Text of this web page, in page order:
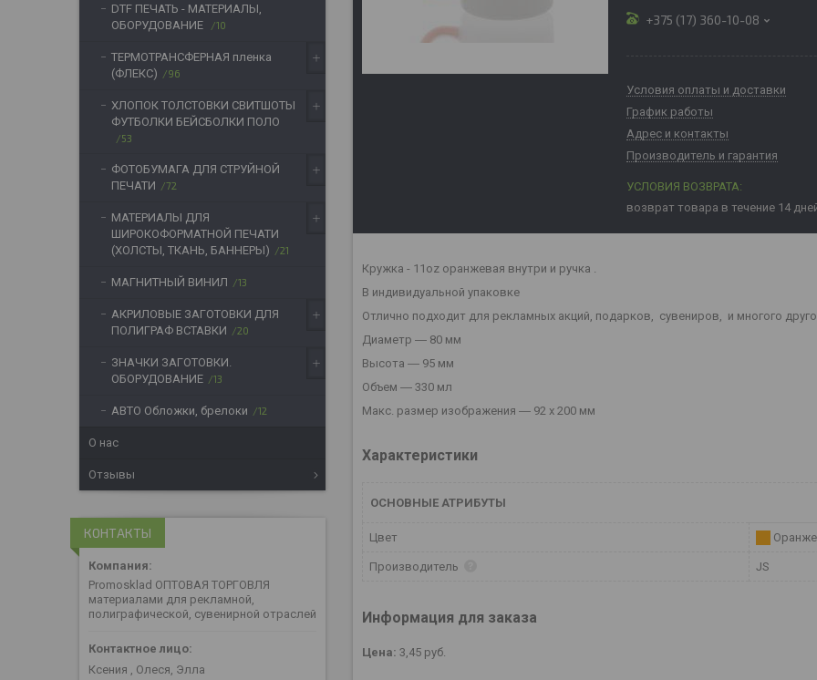
+375 (17) 360-10-08
Условия оплаты и доставки
График работы
Адрес и контакты
Производитель и гарантия
возврат товара в течение 14
Кружка - 11oz оранжевая внутри и ручка .
В индивидуальной упаковке
Отлично подходит для рекламных акций, подарков, сувениров, и многого
Диаметр ― 80 мм
Высота ― 95 мм
Объем ― 330 мл
Макс. размер изображения ― 92 х 200 мм
Характеристики
ОСНОВНЫЕ АТРИБУТЫ
Цвет
Производитель JS
Информация для заказа
Цена: 3,45 руб.
DTF ПЕЧАТЬ - МАТЕРИАЛЫ,
ОБОРУДОВАНИЕ
10
ТЕРМОТРАНСФЕРНАЯ пленка
(ФЛЕКС)
96
ХЛОПОК ТОЛСТОВКИ СВИТШОТЫ
ФУТБОЛКИ БЕЙСБОЛКИ ПОЛО
53
ФОТОБУМАГА ДЛЯ СТРУЙНОЙ
ПЕЧАТИ
72
МАТЕРИАЛЫ ДЛЯ
ШИРОКОФОРМАТНОЙ ПЕЧАТИ
(ХОЛСТЫ, ТКАНЬ, БАННЕРЫ)
21
МАГНИТНЫЙ ВИНИЛ 13
АКРИЛОВЫЕ ЗАГОТОВКИ ДЛЯ
ПОЛИГРАФ ВСТАВКИ
20
ЗНАЧКИ ЗАГОТОВКИ.
ОБОРУДОВАНИЕ
13
АВТО Обложки, брелоки 12
О нас
Отзывы
КОНТАКТЫ
Promosklad ОПТОВАЯ ТОРГОВЛЯ
материалами для рекламной,
полиграфической, сувенирной отраслей
Ксения , Олеся, Элла